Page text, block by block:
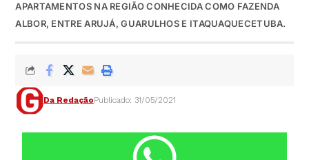
APARTAMENTOS NA REGIÃO CONHECIDA COMO FAZENDA
ALBOR, ENTRE ARUJÁ, GUARULHOS E ITAQUAQUECETUBA.
Da RedaçãoPublicado: 31/05/2021